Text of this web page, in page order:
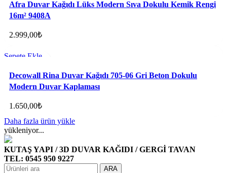
Afra Duvar Kağıdı Lüks Modern Sıva Dokulu Kemik Rengi
16m² 9408A
2.999,00₺
Sepete Ekle
Decowall Rina Duvar Kağıdı 705-06 Gri Beton Dokulu
Modern Duvar Kaplaması
1.650,00₺
Daha fazla ürün yükle
yükleniyor...
KUTAŞ YAPI / 3D DUVAR KAĞIDI / GERGİ TAVAN
TEL: 0545 950 9227
ARA